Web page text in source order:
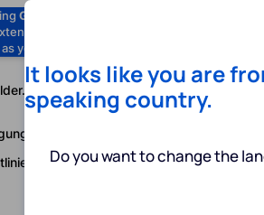
Google
to check
you browse.
It looks like you are
speaking country.
Do you want to change the